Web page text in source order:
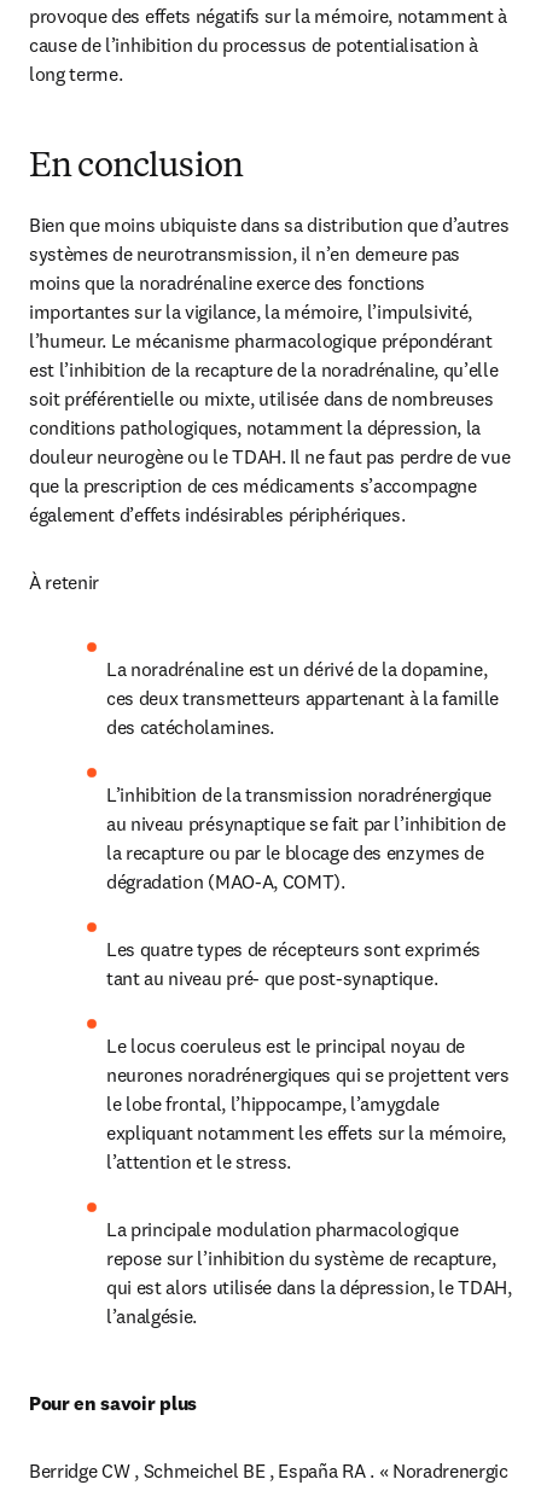
provoque des effets négatifs sur la mémoire, notamment à
cause de l’inhibition du processus de potentialisation à
long terme.
En conclusion
Bien que moins ubiquiste dans sa distribution que d’autres
systèmes de neurotransmission, il n’en demeure pas
moins que la noradrénaline exerce des fonctions
importantes sur la vigilance, la mémoire, l’impulsivité,
l’humeur. Le mécanisme pharmacologique prépondérant
est l’inhibition de la recapture de la noradrénaline, qu’elle
soit préférentielle ou mixte, utilisée dans de nombreuses
conditions pathologiques, notamment la dépression, la
douleur neurogène ou le TDAH. Il ne faut pas perdre de vue
que la prescription de ces médicaments s’accompagne
également d’effets indésirables périphériques.
À retenir
La noradrénaline est un dérivé de la dopamine,
ces deux transmetteurs appartenant à la famille
des catécholamines.
L’inhibition de la transmission noradrénergique
au niveau présynaptique se fait par l’inhibition de
la recapture ou par le blocage des enzymes de
dégradation (MAO-A, COMT).
Les quatre types de récepteurs sont exprimés
tant au niveau pré- que post-synaptique.
Le locus coeruleus est le principal noyau de
neurones noradrénergiques qui se projettent vers
le lobe frontal, l’hippocampe, l’amygdale
expliquant notamment les effets sur la mémoire,
l’attention et le stress.
La principale modulation pharmacologique
repose sur l’inhibition du système de recapture,
qui est alors utilisée dans la dépression, le TDAH,
l’analgésie.
Pour en savoir plus
Berridge CW , Schmeichel BE , España RA . « Noradrenergic